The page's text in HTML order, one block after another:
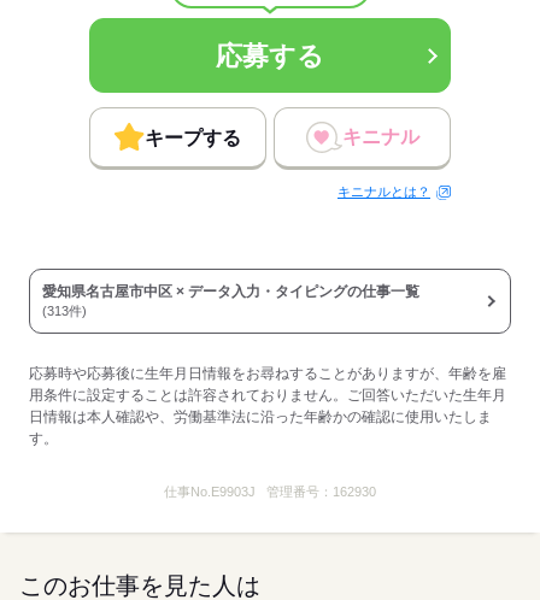
応募する
キープする キニナル
キニナルとは？
愛知県名古屋市中区 × データ入力・タイピングの仕事一覧
(313件)
応募時や応募後に生年月日情報をお尋ねすることがありますが、年齢を雇
用条件に設定することは許容されておりません。ご回答いただいた生年月
日情報は本人確認や、労働基準法に沿った年齢かの確認に使用いたしま
す。
仕事No. E9903J 管理番号： 162930
このお仕事を見た人は